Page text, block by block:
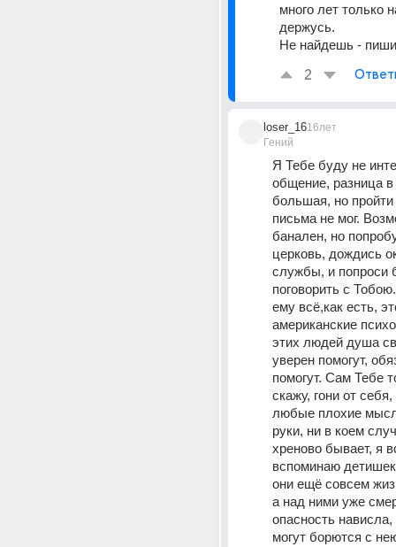
много лет только
держусь.
Не найдешь -
2
loser_16
Гений
16лет
Я Тебе буду не
общение, разница в
большая, но пройти
письма не мог.
банален, но
церковь, дождись
службы, и попроси
поговорить с
ему всё,как есть,
американские
этих людей душа
уверен помогут,
помогут. Сам Тебе
скажу, гони от
любые плохие
руки, ни в коем
хреново бывает, я
вспоминаю
они ещё совсем
а над ними уже
опасность нависла,
могут борются с